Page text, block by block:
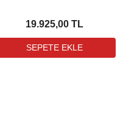
19.925,00 TL